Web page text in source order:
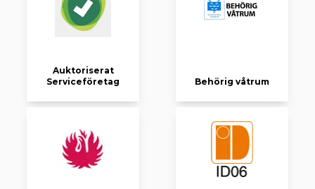
Auktoriserat
Serviceföretag
Behörig våtrum